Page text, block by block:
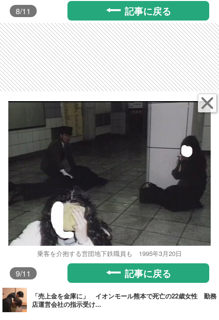
8/11 記事に戻る
乗客を介抱する営団地下鉄職員も 1995年3月20日
9/11 記事に戻る
「売上金を金庫に」 イオンモール熊本で死亡の22歳女性 勤務
店運営会社の指示受け...